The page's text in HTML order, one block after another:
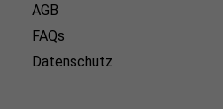
AGB
FAQs
Datenschutz